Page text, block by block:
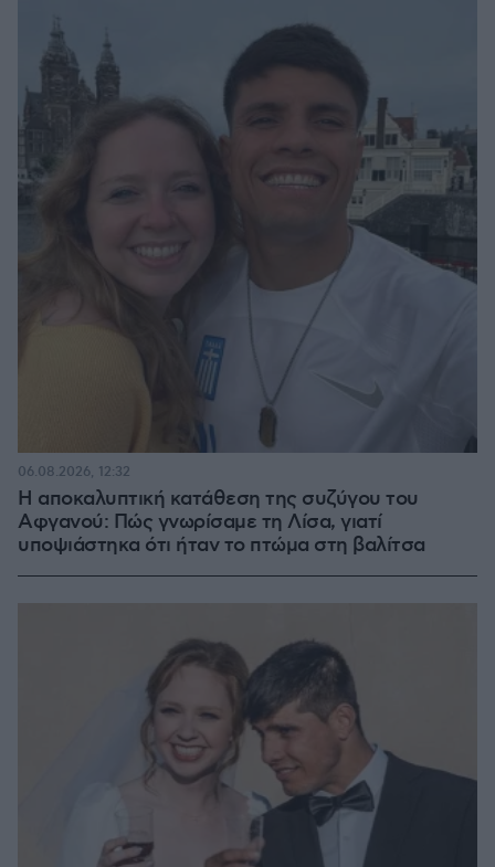
Η αποκαλυπτική κατάθεση της συζύγου του
Αφγανού: Πώς γνωρίσαμε τη Λίσα, γιατί
υποψιάστηκα ότι ήταν το πτώμα στη βαλίτσα
06.08.2026, 12:32